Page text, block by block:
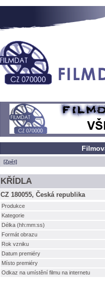
[Zpět]
KŘÍDLA
CZ 180055, Česká republika
Produkce
Kategorie
Délka (hh:mm:ss)
Formát obrazu
Rok vzniku
Datum premiéry
Místo premiéry
Odkaz na umístění filmu na internetu